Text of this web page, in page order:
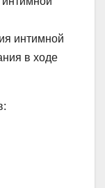
интимной
в ходе